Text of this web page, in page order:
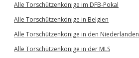
Alle Torschützenkönige im DFB-Pokal
Alle Torschützenkönige in Belgien
Alle Torschützenkönige in den Niederlanden
Alle Torschützenkönige in der MLS